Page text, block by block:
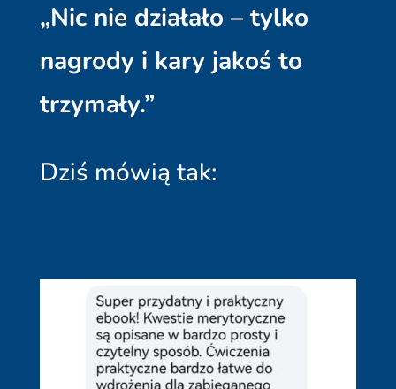
„Nic nie działało – tylko
nagrody i kary jakoś to
trzymały.”
Dziś mówią tak: